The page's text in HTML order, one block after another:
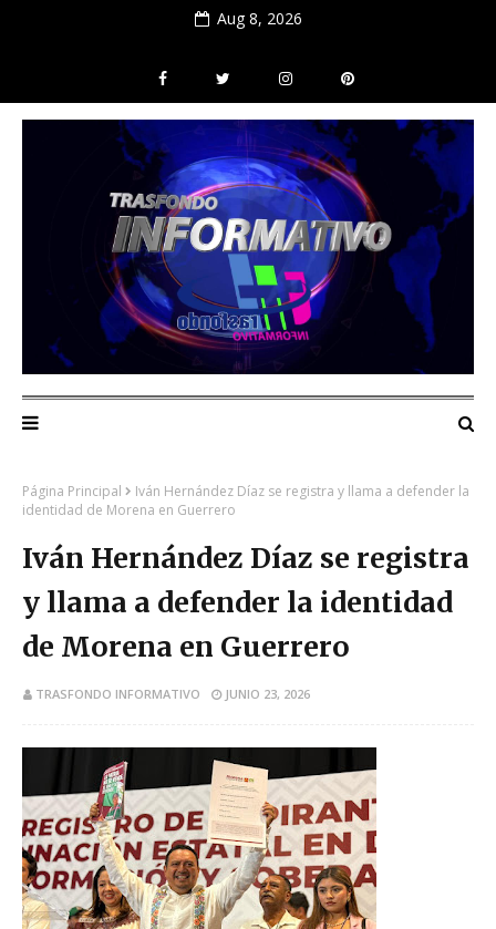
Aug 8, 2026
Página Principal
Iván Hernández Díaz se registra y llama a defender la
identidad de Morena en Guerrero
Iván Hernández Díaz se registra
y llama a defender la identidad
de Morena en Guerrero
TRASFONDO INFORMATIVO JUNIO 23, 2026